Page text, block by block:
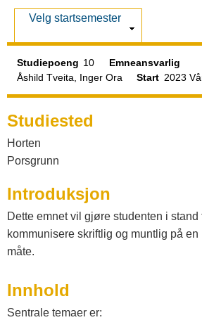
t
a
l
o
g
V
e
V
Velg startsemester
Studiepoeng 10
Emneansvarlig
Åshild Tveita, Inger Ora
Start 2023
Studiested
Horten
Porsgrunn
Introduksjon
Dette emnet vil gjøre studenten i stand
kommunisere skriftlig og muntlig på
måte.
Innhold
Sentrale temaer er: